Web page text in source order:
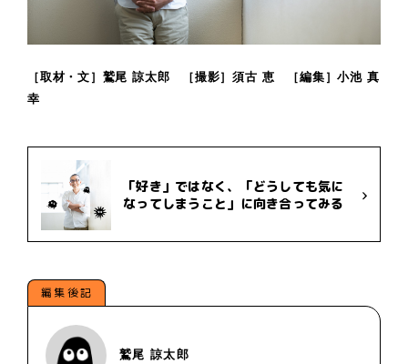
［取材・文］鷲尾 諒太郎 ［撮影］須古 恵 ［編集］小池 真
幸
「好き」ではなく、「どうしても気に
なってしまうこと」に向き合ってみる
編集後記
鷲尾 諒太郎